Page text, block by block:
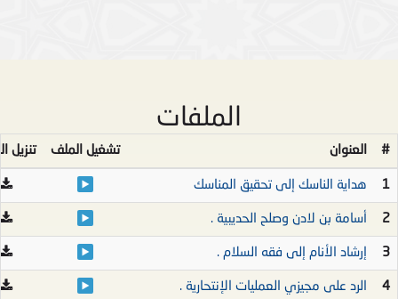
الملفات
# العنوان تشغيل الملف تنزيل
1 هداية الناسك إلى تحقيق المناسك
2 أسامة بن لادن وصلح الحديبية .
3 إرشاد الأنام إلى فقه السلام .
4 الرد على مجيزي العمليات الإنتحارية .